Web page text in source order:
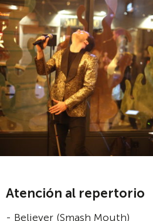
Atención al repertorio
- Believer (Smash Mouth)